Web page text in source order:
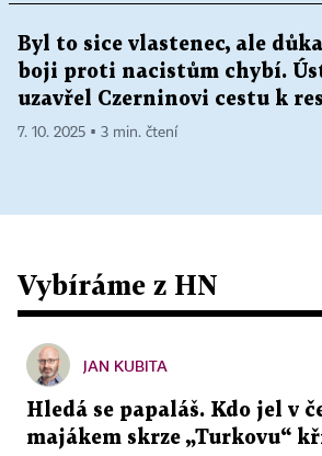
Byl to sice vlastenec, ale
boji proti nacistům chybí.
uzavřel Czerninovi cestu k
7. 10. 2025 ▪ 3 min. čtení
Vybíráme z HN
JAN KUBITA
Hledá se papaláš. Kdo jel v
majákem skrze „Turkovu“